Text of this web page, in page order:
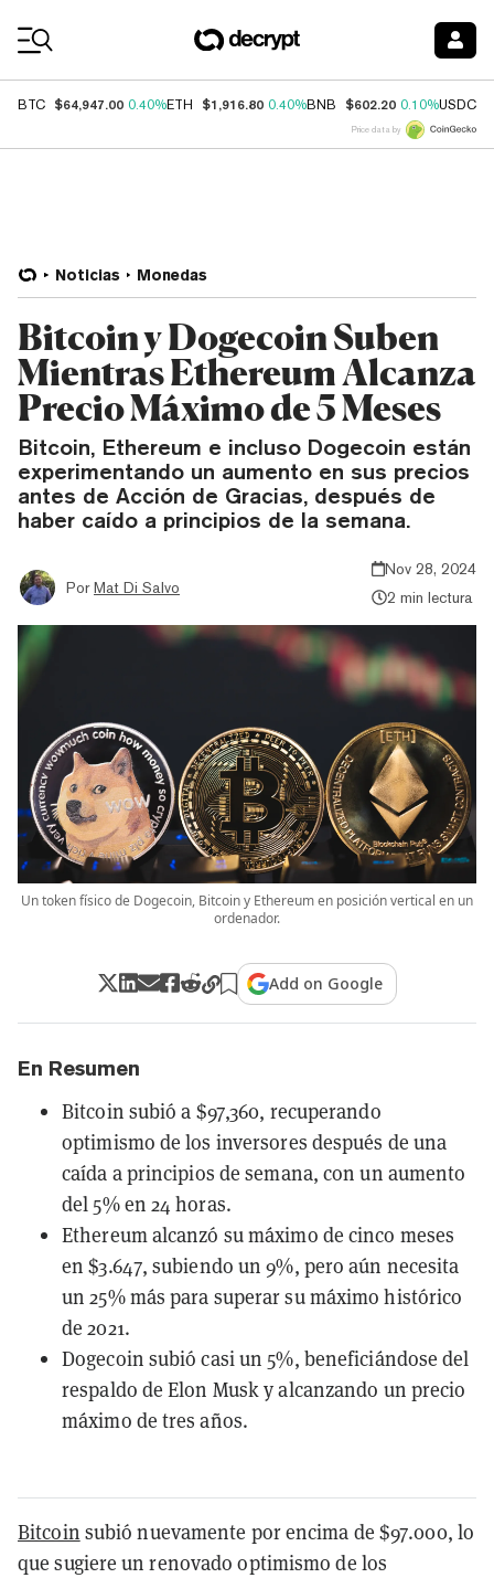
BTC $64,947.00 0.40%ETH $1,916.80 0.40%BNB $602.20 0.10%USDC
Price data by
Noticias Monedas
Bitcoin y Dogecoin Suben
Mientras Ethereum Alcanza
Precio Máximo de 5 Meses
Bitcoin, Ethereum e incluso Dogecoin están
experimentando un aumento en sus precios
antes de Acción de Gracias, después de
haber caído a principios de la semana.
Por Mat Di Salvo
Nov 28, 2024
2 min lectura
Un token físico de Dogecoin, Bitcoin y Ethereum en posición vertical en un
ordenador.
Add on Google
En Resumen
Bitcoin subió a $97,360, recuperando
optimismo de los inversores después de una
caída a principios de semana, con un aumento
del 5% en 24 horas.
Ethereum alcanzó su máximo de cinco meses
en $3.647, subiendo un 9%, pero aún necesita
un 25% más para superar su máximo histórico
de 2021.
Dogecoin subió casi un 5%, beneficiándose del
respaldo de Elon Musk y alcanzando un precio
máximo de tres años.
Bitcoin subió nuevamente por encima de $97.000, lo
que sugiere un renovado optimismo de los